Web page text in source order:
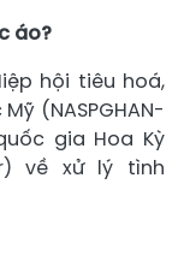
áo?
hội tiêu hoá,
(NASPGHAN-
gia Hoa Kỳ
về xử lý tình